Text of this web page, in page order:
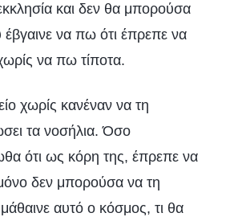
και δεν θα μπορούσα
να πω ότι έπρεπε να
να πω τίποτα.
χωρίς κανέναν να τη
τα νοσήλια. Όσο
ότι ως κόρη της, έπρεπε να
δεν μπορούσα να τη
αυτό ο κόσμος, τι θα